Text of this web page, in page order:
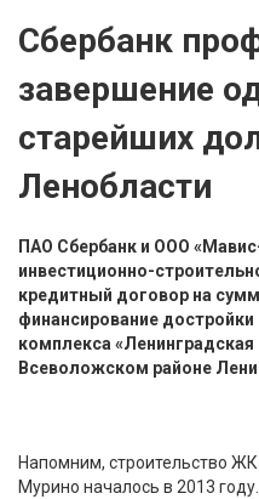
Сбербанк
завершение
старейших
Ленобласти
ПАО Сбербанк и ООО
инвестиционно-
кредитный договор на
финансирование
комплекса «Ленинградская
Всеволожском районе
Напомним, строительство
Мурино началось в 2013